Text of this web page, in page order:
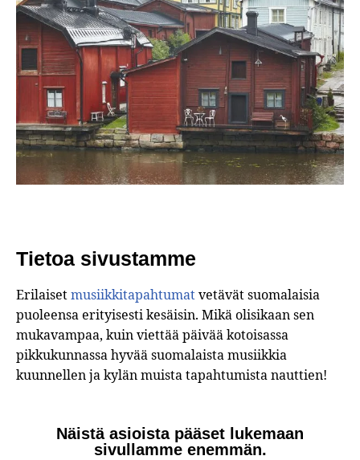
Tietoa sivustamme
Erilaisetmusiikkitapahtumatvetävät suomalaisia
puoleensa erityisesti kesäisin. Mikä olisikaan sen
mukavampaa, kuin viettää päivää kotoisassa
pikkukunnassa hyvää suomalaista musiikkia
kuunnellen ja kylän muista tapahtumista nauttien!
Näistä asioista pääset lukemaan
sivullamme enemmän.